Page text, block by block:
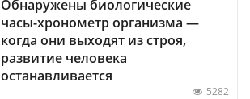
Обнаружены биологические
часы-хронометр организма —
когда они выходят из строя,
развитие человека
останавливается
5282